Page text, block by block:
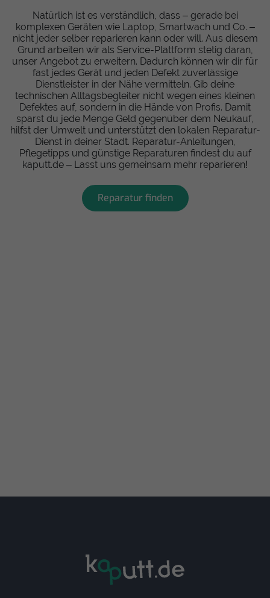
Natürlich ist es verständlich, dass – gerade bei
komplexen Geräten wie Laptop, Smartwach und Co. –
nicht jeder selber reparieren kann oder will. Aus diesem
Grund arbeiten wir als Service-Plattform stetig daran,
unser Angebot zu erweitern. Dadurch können wir dir für
fast jedes Gerät und jeden Defekt zuverlässige
Dienstleister in der Nähe vermitteln. Gib deine
technischen Alltagsbegleiter nicht wegen eines kleinen
Defektes auf, sondern in die Hände von Profis. Damit
sparst du jede Menge Geld gegenüber dem Neukauf,
hilfst der Umwelt und unterstützt den lokalen Reparatur-
Dienst in deiner Stadt. Reparatur-Anleitungen,
Pflegetipps und günstige Reparaturen findest du auf
kaputt.de – Lasst uns gemeinsam mehr reparieren!
Reparatur finden